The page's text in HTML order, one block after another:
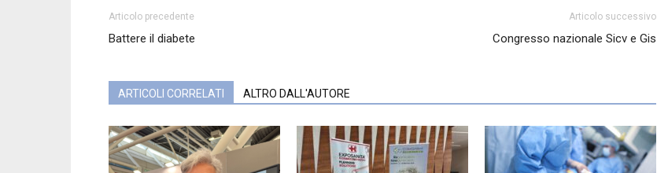
Articolo precedente
Battere il diabete
Articolo successivo
Congresso nazionale Sicv e Gis
ARTICOLI CORRELATI ALTRO DALL'AUTORE